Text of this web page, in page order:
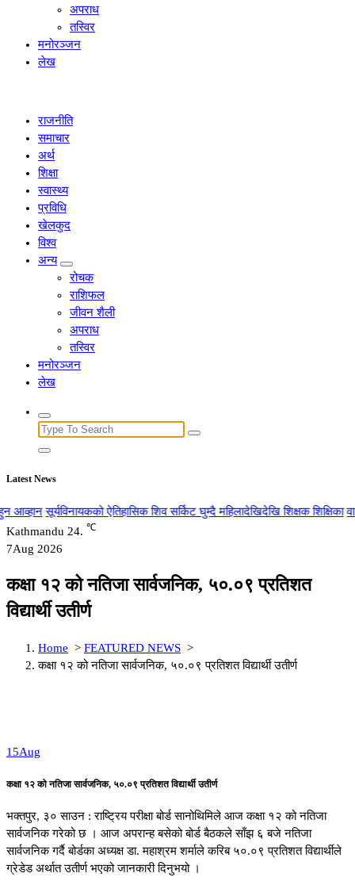
अपराध
तस्विर
मनोरञ्जन
लेख
राजनीति
समाचार
अर्थ
शिक्षा
स्वास्थ्य
प्रविधि
खेलकुद
विश्व
अन्य
रोचक
राशिफल
जीवन शैली
अपराध
तस्विर
मनोरञ्जन
लेख
Search
for:
Latest News
ऐतिहासिक शिव सर्किट घुम्दै महिलादेखिदेखि शिक्षक शिक्षिका वागमति प्रदेशमा
Kathmandu 24. ℃
7Aug 2026
कक्षा १२ को नतिजा सार्वजनिक, ५०.०९ प्रतिशत
विद्यार्थी उतीर्ण
Home > FEATURED NEWS >
कक्षा १२ को नतिजा सार्वजनिक, ५०.०९ प्रतिशत विद्यार्थी उतीर्ण
15Aug
कक्षा १२ को नतिजा सार्वजनिक, ५०.०९ प्रतिशत विद्यार्थी उतीर्ण
भक्तपुर, ३० साउन : राष्ट्रिय परीक्षा बोर्ड सानोथिमिले आज कक्षा १२ को नतिजा
सार्वजनिक गरेको छ । आज अपरान्ह बसेको बोर्ड बैठकले साँझ ६ बजे नतिजा
सार्वजनिक गर्दै बोर्डका अध्यक्ष डा. महाश्रम शर्माले करिब ५०.०९ प्रतिशत विद्यार्थीले
ग्रेडेड अर्थात उतीर्ण भएको जानकारी दिनुभयो ।